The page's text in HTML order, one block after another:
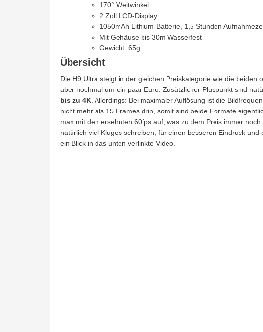
170° Weitwinkel
2 Zoll LCD-Display
1050mAh Lithium-Batterie, 1,5 Stunden
Mit Gehäuse bis 30m Wasserfest
Gewicht: 65g
Übersicht
Die H9 Ultra steigt in der gleichen Preiskategorie wie die beiden
aber nochmal um ein paar Euro. Zusätzlicher Pluspunkt sind
bis zu 4K . Allerdings: Bei maximaler Auflösung ist die
nicht mehr als 15 Frames drin, somit sind beide Formate
man mit den ersehnten 60fps auf, was zu dem Preis immer
natürlich viel Kluges schreiben; für einen besseren Eindruck und
ein Blick in das unten verlinkte Video.